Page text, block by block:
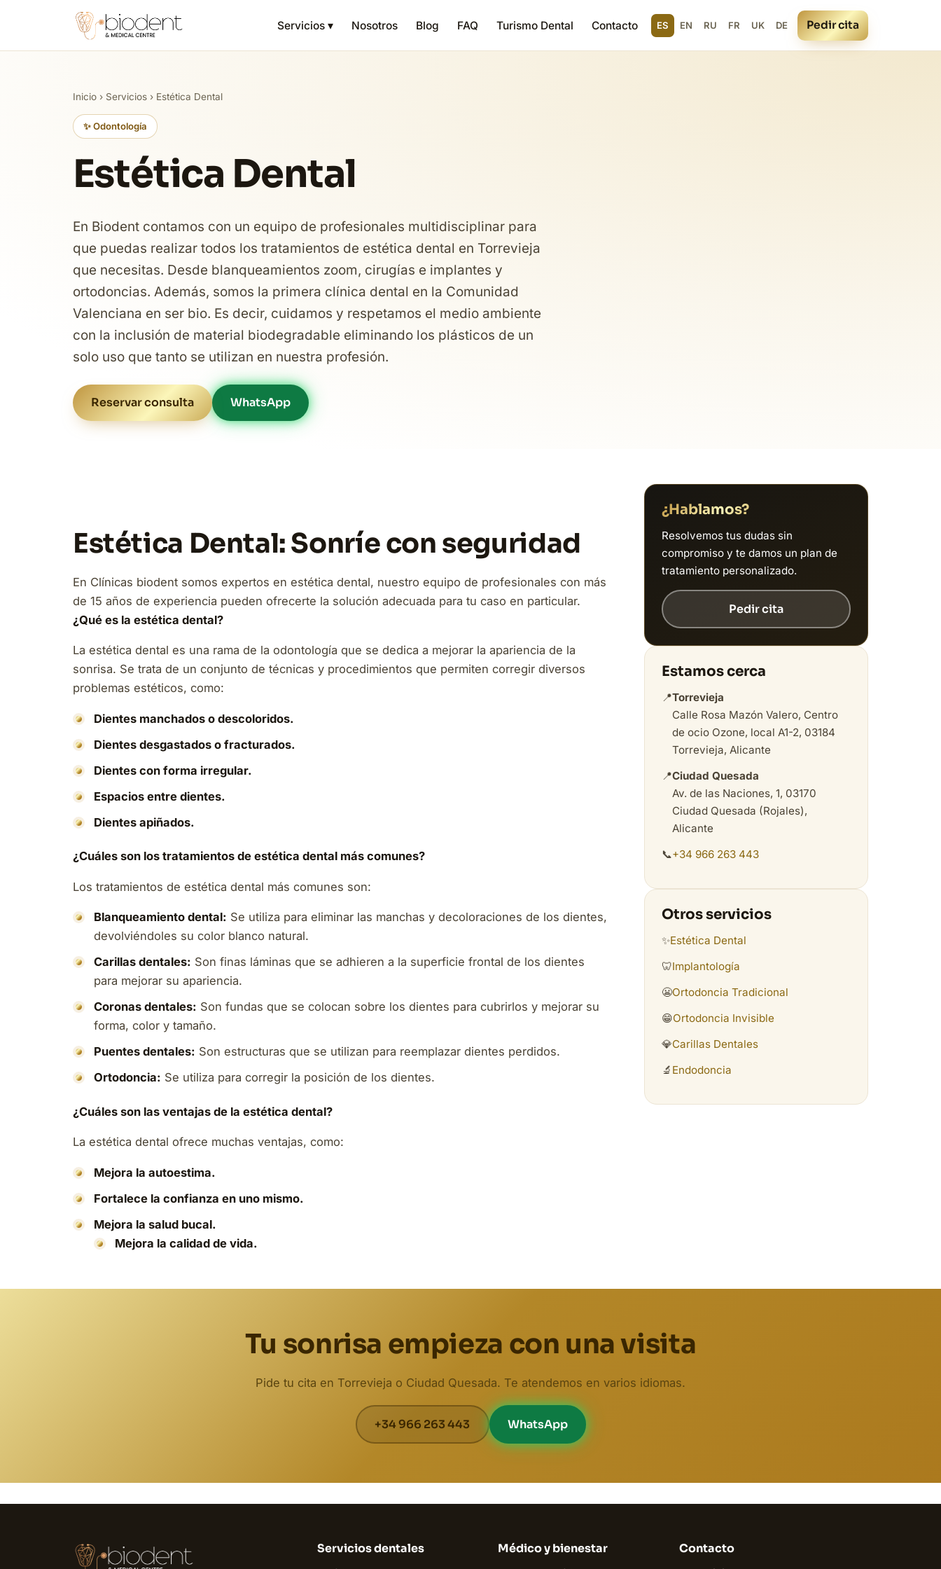
Servicios ▾ Nosotros Blog FAQ Turismo Dental Contacto ES EN RU FR UK DE Pedir cita
Inicio › Servicios › Estética Dental
✨ Odontología
Estética Dental
En Biodent contamos con un equipo de profesionales multidisciplinar para
que puedas realizar todos los tratamientos de estética dental en Torrevieja
que necesitas. Desde blanqueamientos zoom, cirugías e implantes y
ortodoncias. Además, somos la primera clínica dental en la Comunidad
Valenciana en ser bio. Es decir, cuidamos y respetamos el medio ambiente
con la inclusión de material biodegradable eliminando los plásticos de un
solo uso que tanto se utilizan en nuestra profesión.
Reservar consulta WhatsApp
Estética Dental: Sonríe con seguridad
En Clínicas biodent somos expertos en estética dental, nuestro equipo de profesionales con más
de 15 años de experiencia pueden ofrecerte la solución adecuada para tu caso en particular.
¿Qué es la estética dental?
La estética dental es una rama de la odontología que se dedica a mejorar la apariencia de la
sonrisa. Se trata de un conjunto de técnicas y procedimientos que permiten corregir diversos
problemas estéticos, como:
Dientes manchados o descoloridos.
Dientes desgastados o fracturados.
Dientes con forma irregular.
Espacios entre dientes.
Dientes apiñados.
¿Cuáles son los tratamientos de estética dental más comunes?
Los tratamientos de estética dental más comunes son:
Blanqueamiento dental: Se utiliza para eliminar las manchas y decoloraciones de los dientes,
devolviéndoles su color blanco natural.
Carillas dentales: Son finas láminas que se adhieren a la superficie frontal de los dientes
para mejorar su apariencia.
Coronas dentales: Son fundas que se colocan sobre los dientes para cubrirlos y mejorar su
forma, color y tamaño.
Puentes dentales: Son estructuras que se utilizan para reemplazar dientes perdidos.
Ortodoncia: Se utiliza para corregir la posición de los dientes.
¿Cuáles son las ventajas de la estética dental?
La estética dental ofrece muchas ventajas, como:
Mejora la autoestima.
Fortalece la confianza en uno mismo.
Mejora la salud bucal.
Mejora la calidad de vida.
¿Hablamos?
Resolvemos tus dudas sin
compromiso y te damos un plan de
tratamiento personalizado.
Pedir cita
Estamos cerca
📍Torrevieja
Calle Rosa Mazón Valero, Centro
de ocio Ozone, local A1-2, 03184
Torrevieja, Alicante
📍Ciudad Quesada
Av. de las Naciones, 1, 03170
Ciudad Quesada (Rojales),
Alicante
📞+34 966 263 443
Otros servicios
✨Estética Dental
🦷Implantología
😬Ortodoncia Tradicional
😁Ortodoncia Invisible
💎Carillas Dentales
🔬 Endodoncia
Tu sonrisa empieza con una visita
Pide tu cita en Torrevieja o Ciudad Quesada. Te atendemos en varios idiomas.
+34 966 263 443 WhatsApp
Servicios dentales Médico y bienestar Contacto